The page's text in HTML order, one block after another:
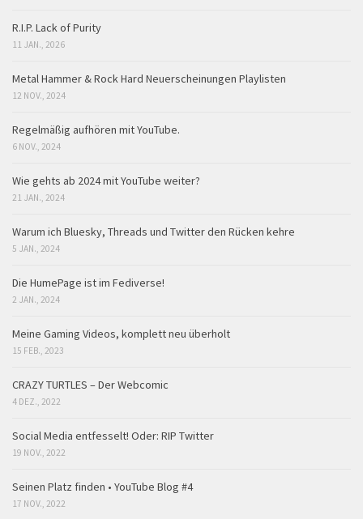
R.I.P. Lack of Purity
11 JAN., 2026
Metal Hammer & Rock Hard Neuerscheinungen Playlisten
12 NOV., 2024
Regelmäßig aufhören mit YouTube.
6 NOV., 2024
Wie gehts ab 2024 mit YouTube weiter?
21 JAN., 2024
Warum ich Bluesky, Threads und Twitter den Rücken kehre
5 JAN., 2024
Die HumePage ist im Fediverse!
2 JAN., 2024
Meine Gaming Videos, komplett neu überholt
15 FEB., 2023
CRAZY TURTLES – Der Webcomic
4 DEZ., 2022
Social Media entfesselt! Oder: RIP Twitter
19 NOV., 2022
Seinen Platz finden • YouTube Blog #4
17 NOV., 2022